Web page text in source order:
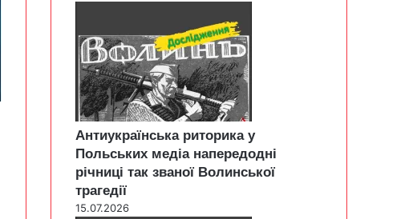
Антиукраїнська риторика у
Польських медіа напередодні
річниці так званої Волинської
трагедії
15.07.2026